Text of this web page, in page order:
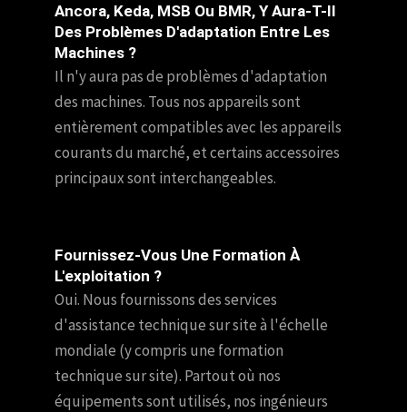
Ancora, Keda, MSB Ou BMR, Y Aura-T-Il
Des Problèmes D'adaptation Entre Les
Machines ?
Il n'y aura pas de problèmes d'adaptation
des machines. Tous nos appareils sont
entièrement compatibles avec les appareils
courants du marché, et certains accessoires
principaux sont interchangeables.
Fournissez-Vous Une Formation À
L'exploitation ?
Oui. Nous fournissons des services
d'assistance technique sur site à l'échelle
mondiale (y compris une formation
technique sur site). Partout où nos
équipements sont utilisés, nos ingénieurs